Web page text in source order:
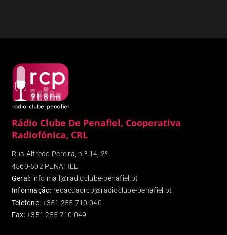
Rádio Clube De Penafiel, Cooperativa
Radiofónica, CRL
Rua Alfredo Pereira, n.º 14, 2º
4560-502 PENAFIEL
Geral: info.mail@radioclube-penafiel.pt
Informação: redaccaorcp@radioclube-penafiel.pt
Telefone: +351 255 710 040
Fax:+351 255 710 049